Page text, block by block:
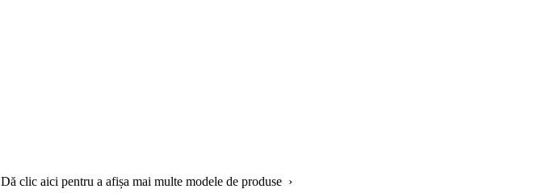
Dă clic aici pentru a afișa mai multe modele de produse ›